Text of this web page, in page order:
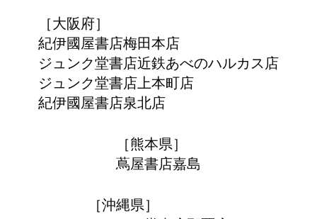
［大阪府］
紀伊國屋書店梅田本店
ジュンク堂書店近鉄あべのハルカス店
ジュンク堂書店上本町店
紀伊國屋書店泉北店
［熊本県］
蔦屋書店嘉島
［沖縄県］